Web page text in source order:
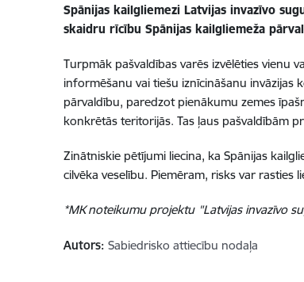
Spānijas kailgliemezi Latvijas invazīvo
skaidru rīcību Spānijas kailgliemeža
Turpmāk pašvaldības varēs izvēlēties vienu
informēšanu vai tiešu iznīcināšanu invāzijas
pārvaldību, paredzot pienākumu zemes
konkrētās teritorijās. Tas ļaus pašvaldībām
Zinātniskie pētījumi liecina, ka Spānijas
cilvēka veselību. Piemēram, risks var
*MK noteikumu projektu "Latvijas invazīvo
Autors: Sabiedrisko attiecību nodaļa